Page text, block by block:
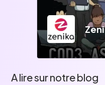
A lire sur notre blog